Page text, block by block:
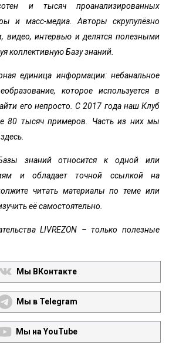
и тысяч проанализированных
и масс-медиа. Авторы скрупулёзно
видео, интервью и делятся полезными
коллективную Базу знаний.
единица информации: небанальное
которое используется в
его непросто. С 2017 года наш Клуб
80 тысяч примеров. Часть из них мы
знаний относится к одной или
и обладает точной ссылкой на
читать материалы по теме или
её самостоятельно.
LIVREZON – только полезные
Мы ВКонтакте
Мы в Telegram
Мы на YouTube